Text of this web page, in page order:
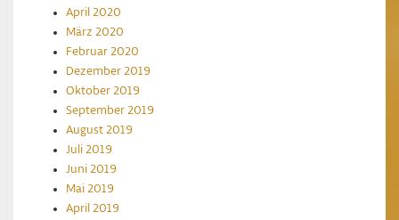
April 2020
März 2020
Februar 2020
Dezember 2019
Oktober 2019
September 2019
August 2019
Juli 2019
Juni 2019
Mai 2019
April 2019